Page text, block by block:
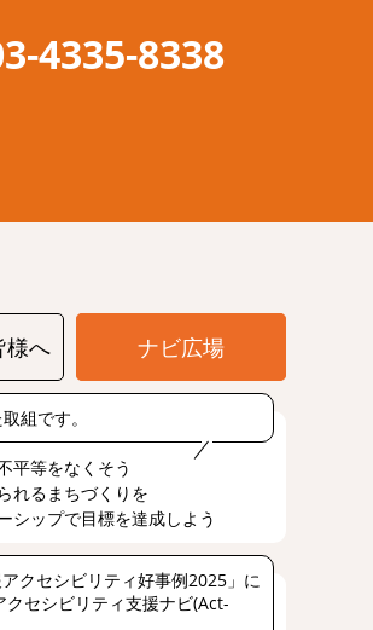
4335-8338
様へ ナビ広場
組です。
平等をなくそう
れるまちづくりを
シップで目標を達成しよう
クセシビリティ好事例2025」に
セシビリティ支援ナビ(Act-